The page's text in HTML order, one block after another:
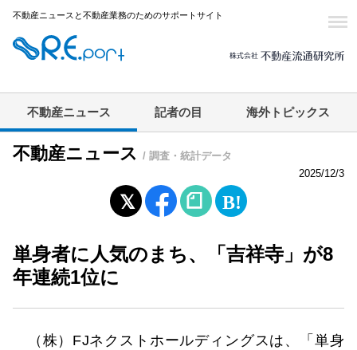
不動産ニュースと不動産業務のためのサポートサイト
不動産ニュース 記者の目 海外トピックス
不動産ニュース / 調査・統計データ
2025/12/3
単身者に人気のまち、「吉祥寺」が8
年連続1位に
（株）FJネクストホールディングスは、「単身